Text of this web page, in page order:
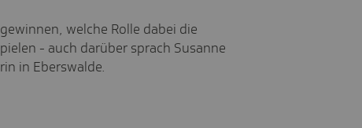
welche Rolle dabei die
- auch darüber sprach Susanne
in Eberswalde.